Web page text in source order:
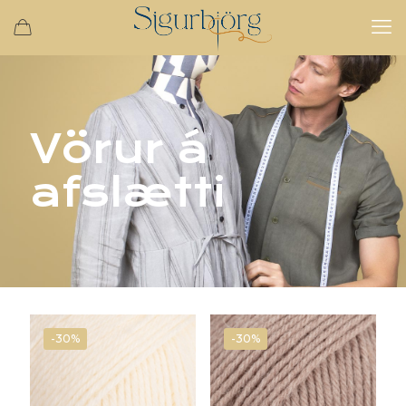
Vörur á
afslætti
-30% -30%